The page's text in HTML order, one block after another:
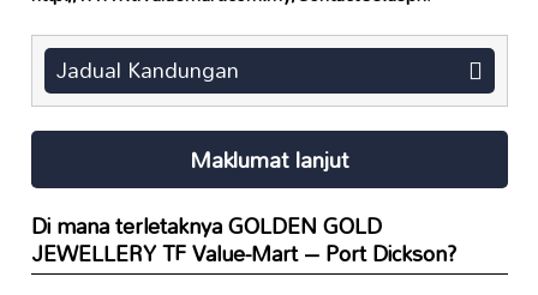
Jadual Kandungan
Maklumat lanjut
Di mana terletaknyaGOLDEN GOLD
JEWELLERY TF Value-Mart – Port Dickson?